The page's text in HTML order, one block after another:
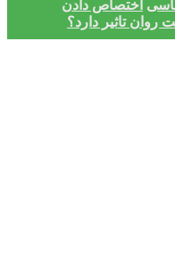
اختصاص دادن
روان تاثیر دارد؟